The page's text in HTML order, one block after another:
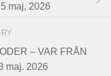
maj, 2026
– VAR FRÅN
maj. 2026